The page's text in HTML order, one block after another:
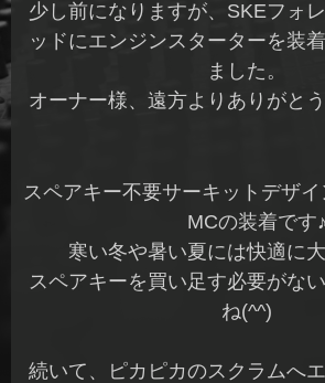
少し前になりますが、SKEフォ
ッドにエンジンスターターを装
ました。
オーナー様、遠方よりありがと
スペアキー不要サーキットデザ
MCの装着です♪
寒い冬や暑い夏には快適に大
スペアキーを買い足す必要がな
ね(^^)
続いて、ピカピカのスクラムへ